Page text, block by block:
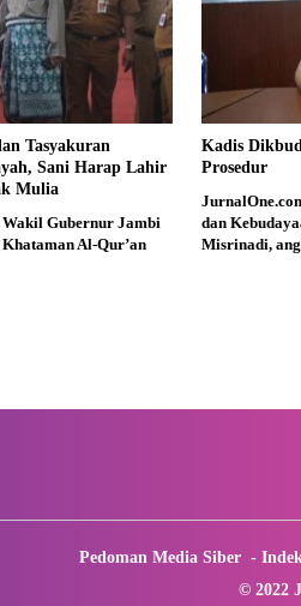
Tasyakuran
Sani Harap Lahir
Mulia
Gubernur Jambi
Al-Qur’an
Kadis
Prosedur
dan
Misrinadi,
Pedoman Media Siber
© 2022